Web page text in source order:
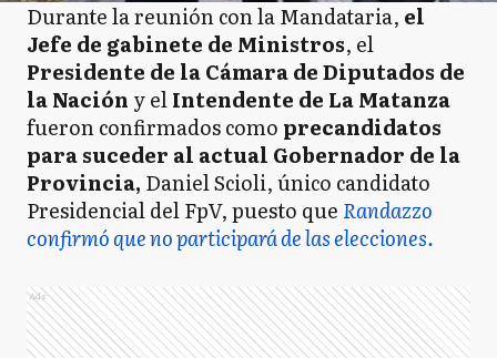
Durante la reunión con la Mandataria, el
Jefe de gabinete de Ministros, el
Presidente de la Cámara de Diputados de
la Nación y elIntendente de La Matanza
fueron confirmados como precandidatos
para suceder al actual Gobernador de la
Provincia, Daniel Scioli, único candidato
Presidencial del FpV, puesto que Randazzo
confirmó que no participará de las elecciones.
Ads